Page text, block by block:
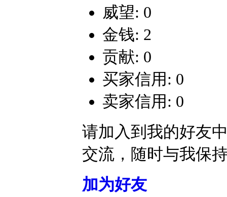
威望: 0
金钱: 2
贡献: 0
买家信用: 0
卖家信用: 0
请加入到我的好友
交流，随时与我保
加为好友